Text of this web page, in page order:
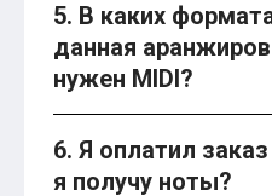
5. В каких
данная
нужен MIDI?
6. Я оплатил
я получу ноты?